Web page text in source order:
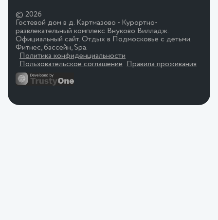
© 2026
Гостевой дом в д. Картмазово - Курортно-
развлекательный комплекс Внуково Вилладж.
Официальный сайт. Отдых в Подмосковье с детьми.
Фитнес, бассейн, Spa.
Политика конфиденциальности
Пользовательское соглашение
Правила проживания